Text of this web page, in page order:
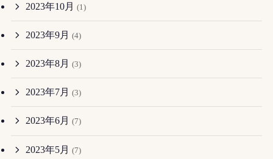
2023年10月 (1)
2023年9月 (4)
2023年8月 (3)
2023年7月 (3)
2023年6月 (7)
2023年5月 (7)